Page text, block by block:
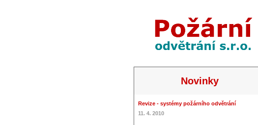
Novinky
Revize - systémy požárního odvětrání
11. 4. 2010